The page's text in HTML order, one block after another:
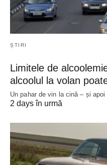
ȘTIRI
Limitele de
alcoolul la volan
Un pahar de vin la cină – și
2 days în urmă